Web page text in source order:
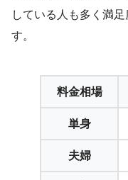
している人も多く満
す。
料金相場
単身
夫婦